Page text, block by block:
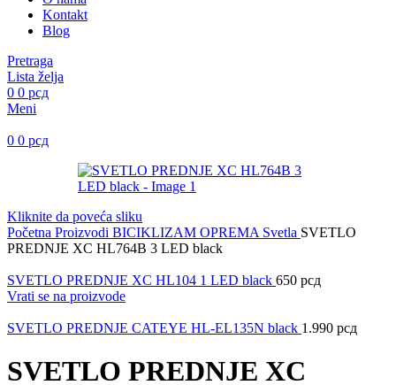
Kontakt
Blog
Pretraga
Lista želja
0 0 рсд
Meni
0 0 рсд
Kliknite da poveća sliku
Početna Proizvodi BICIKLIZAM OPREMA Svetla SVETLO
PREDNJE XC HL764B 3 LED black
SVETLO PREDNJE XC HL104 1 LED black 650 рсд
Vrati se na proizvode
SVETLO PREDNJE CATEYE HL-EL135N black 1.990 рсд
SVETLO PREDNJE XC